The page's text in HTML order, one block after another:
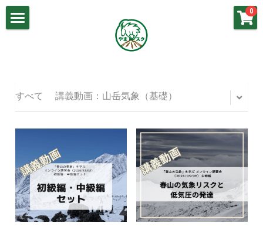
0
梅雨の気象
秋山の気象
冬山の気象
よくあるご質問
すべて 講義動画：山岳気象（基礎）
×
ストアカテゴリー
講義動画：春山の気象
講義動画：秋山の気象
講義動画：夏山の気象